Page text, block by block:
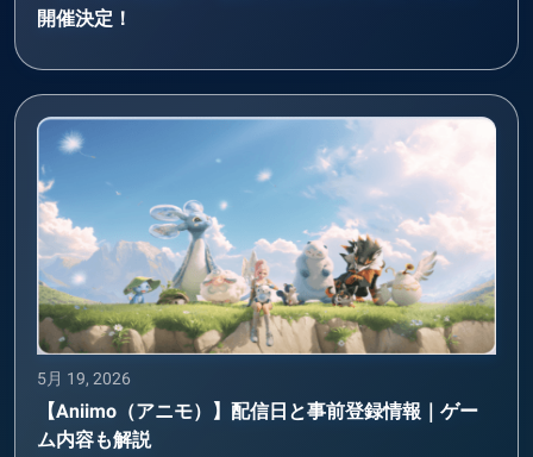
開催決定！
5月 19, 2026
【Aniimo（アニモ）】配信日と事前登録情報｜ゲー
ム内容も解説